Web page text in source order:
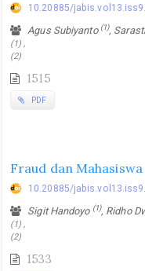
10.20885/
Agus Subiyanto (1),
(1) ,
(2)
1515
PDF
Fraud dan Mahasiswa
10.20885/
Sigit Handoyo (1), Ridho
(1) ,
(2)
1533